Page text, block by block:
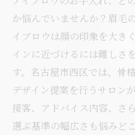
か悩んでいませんか？眉毛
イブロウは顔の印象を大き
インに近づけるには難しさ
す。名古屋市西区では、骨
デザイン提案を行うサロン
接客、アドバイス内容、さ
選ぶ基準の幅広さも悩みど